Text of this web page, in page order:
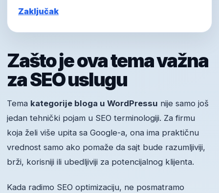
Zaključak
Zašto je ova tema važna
za SEO uslugu
Tema kategorije bloga u WordPressu nije samo još
jedan tehnički pojam u SEO terminologiji. Za firmu
koja želi više upita sa Google-a, ona ima praktičnu
vrednost samo ako pomaže da sajt bude razumljiviji,
brži, korisniji ili ubedljiviji za potencijalnog klijenta.
Kada radimo SEO optimizaciju, ne posmatramo